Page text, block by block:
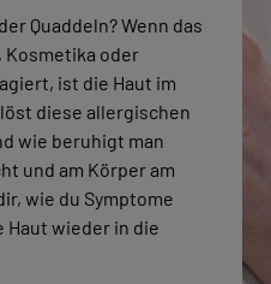
Quaddeln? Wenn das
Kosmetika oder
ist die Haut im
diese allergischen
wie beruhigt man
und am Körper am
wie du Symptome
wieder in die